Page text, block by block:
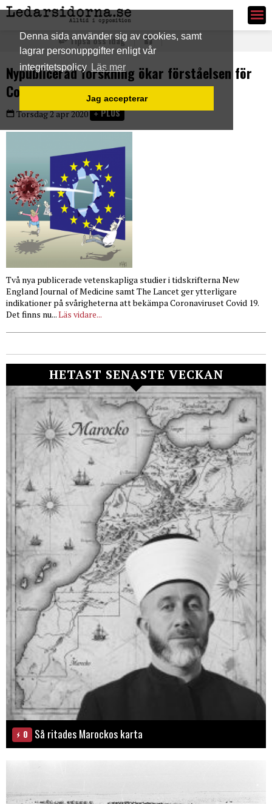
Denna sida använder sig av cookies, samt
lagrar personuppgifter enligt vår
integritetspolicy Läs mer
Jag accepterar
Ledarsidorna.se
Tipsa oss idag
Nypublicerad forskning ökar förståelsen för
Corona-viruset
Torsdag 2 apr 2020 PLUS
Två nya publicerade vetenskapliga studier i tidskrifterna New
England Journal of Medicine samt The Lancet ger ytterligare
indikationer på svårigheterna att bekämpa Coronaviruset Covid 19.
Det finns nu...Läs vidare...
HETAST SENASTE VECKAN
0 Så ritades Marockos karta